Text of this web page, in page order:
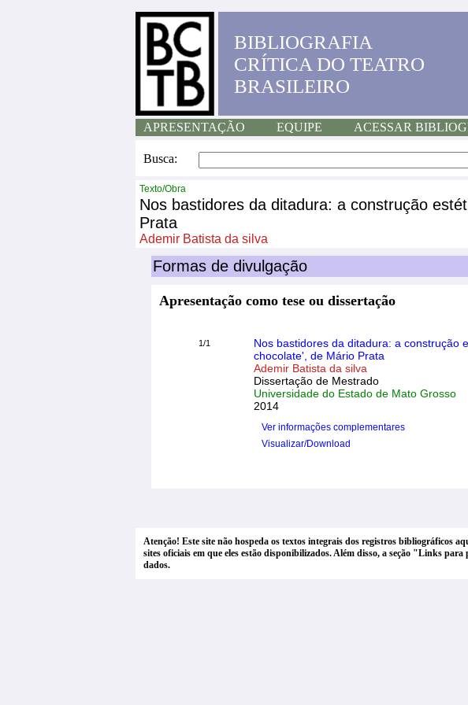
BIBLIOGRAFIA
CRÍTICA DO TEATRO
BRASILEIRO
APRESENTAÇÃO EQUIPE ACESSAR
Busca:
Texto/Obra
Nos bastidores da ditadura: a construção
Prata
Ademir Batista da silva
Formas de divulgação
Apresentação como tese ou dissertação
1/1
Nos bastidores da ditadura: a construção
chocolate', de Mário Prata
Ademir Batista da silva
Dissertação de Mestrado
Universidade do Estado de Mato Grosso
2014
Ver informações complementares
Visualizar/Download
Atenção! Este site não hospeda os textos integrais dos registros bibliográficos
sites oficiais em que eles estão disponibilizados. Além disso, a seção "Links
dados.